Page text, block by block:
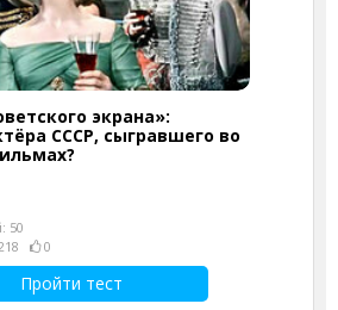
экрана»:
СССР, сыгравшего во
50
0
Пройти тест